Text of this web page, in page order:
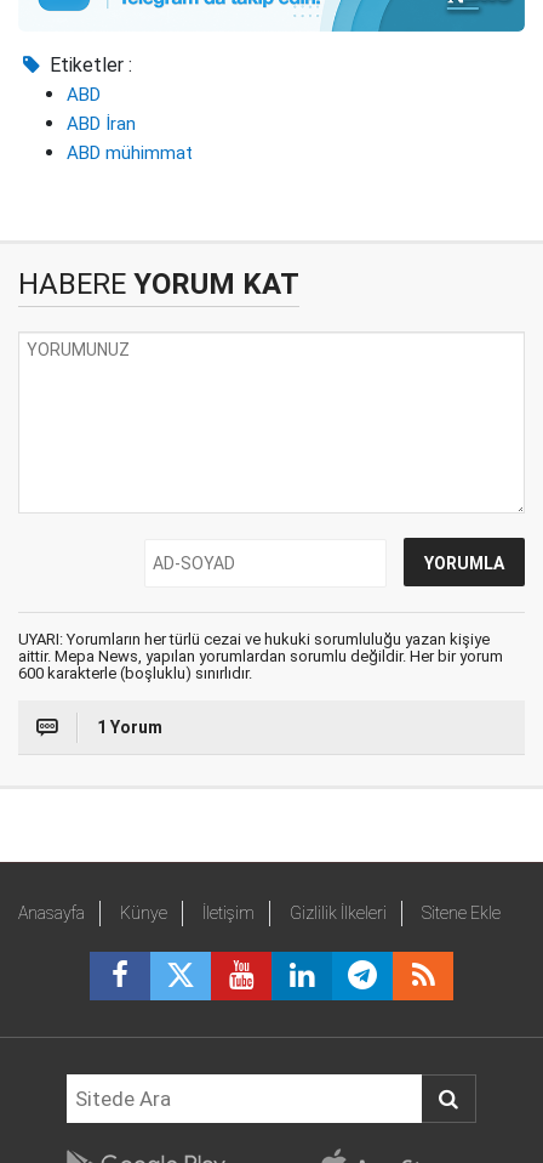
Etiketler :
ABD
ABD İran
ABD mühimmat
HABERE YORUM KAT
UYARI: Yorumların her türlü cezai ve hukuki sorumluluğu yazan kişiye
aittir. Mepa News, yapılan yorumlardan sorumlu değildir. Her bir yorum
600 karakterle (boşluklu) sınırlıdır.
1 Yorum
Anasayfa Künye İletişim Gizlilik İlkeleri Sitene Ekle